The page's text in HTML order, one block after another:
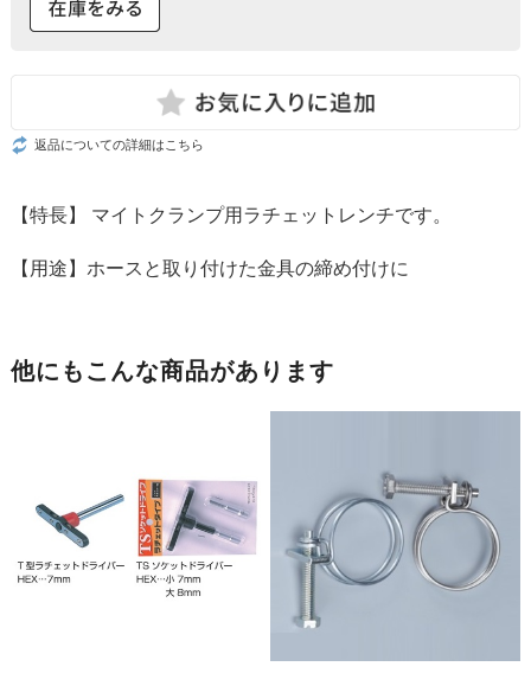
返品についての詳細はこちら
【特長】 マイトクランプ用ラチェットレンチです。
【用途】ホースと取り付けた金具の締め付けに
他にもこんな商品があります